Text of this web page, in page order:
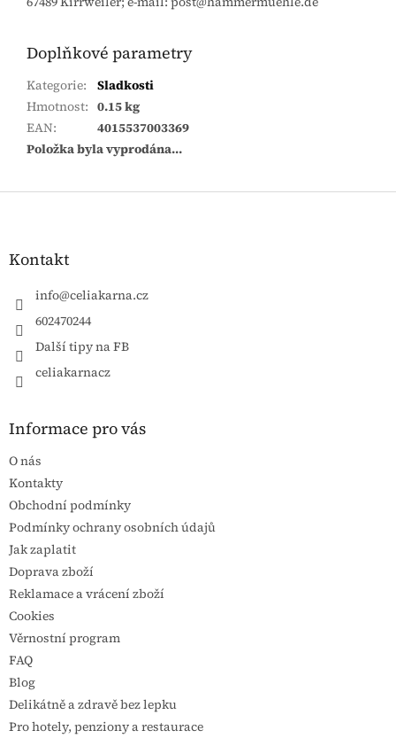
Doplňkové parametry
Kategorie:
Sladkosti
Hmotnost: 0.15 kg
EAN:
4015537003369
Položka byla vyprodána…
Zápatí
Kontakt
info@celiakarna.cz
602470244
Další tipy na FB
celiakarnacz
Informace pro vás
O nás
Kontakty
Obchodní podmínky
Podmínky ochrany osobních údajů
Jak zaplatit
Doprava zboží
Reklamace a vrácení zboží
Cookies
Věrnostní program
FAQ
Blog
Delikátně a zdravě bez lepku
Pro hotely, penziony a restaurace